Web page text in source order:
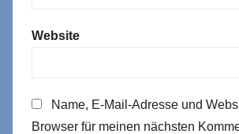
Website
Name, E-Mail-Adresse und
Browser für meinen nächsten